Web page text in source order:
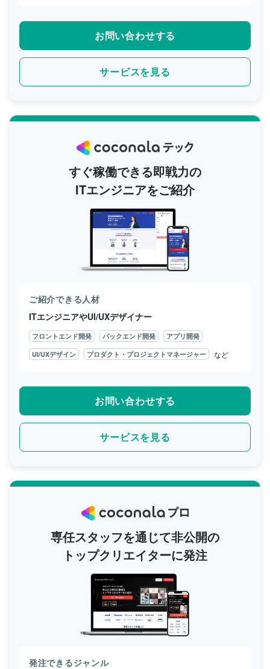
お問い合わせする
サービスを見る
すぐ稼働できる即戦力の
ITエンジニアをご紹介
ご紹介できる人材
ITエンジニアやUI/UXデザイナー
フロントエンド開発 バックエンド開発 アプリ開発
UI/UXデザイン プロダクト・プロジェクトマネージャー など
お問い合わせする
サービスを見る
専任スタッフを通じて非公開の
トップクリエイターに発注
発注できるジャンル